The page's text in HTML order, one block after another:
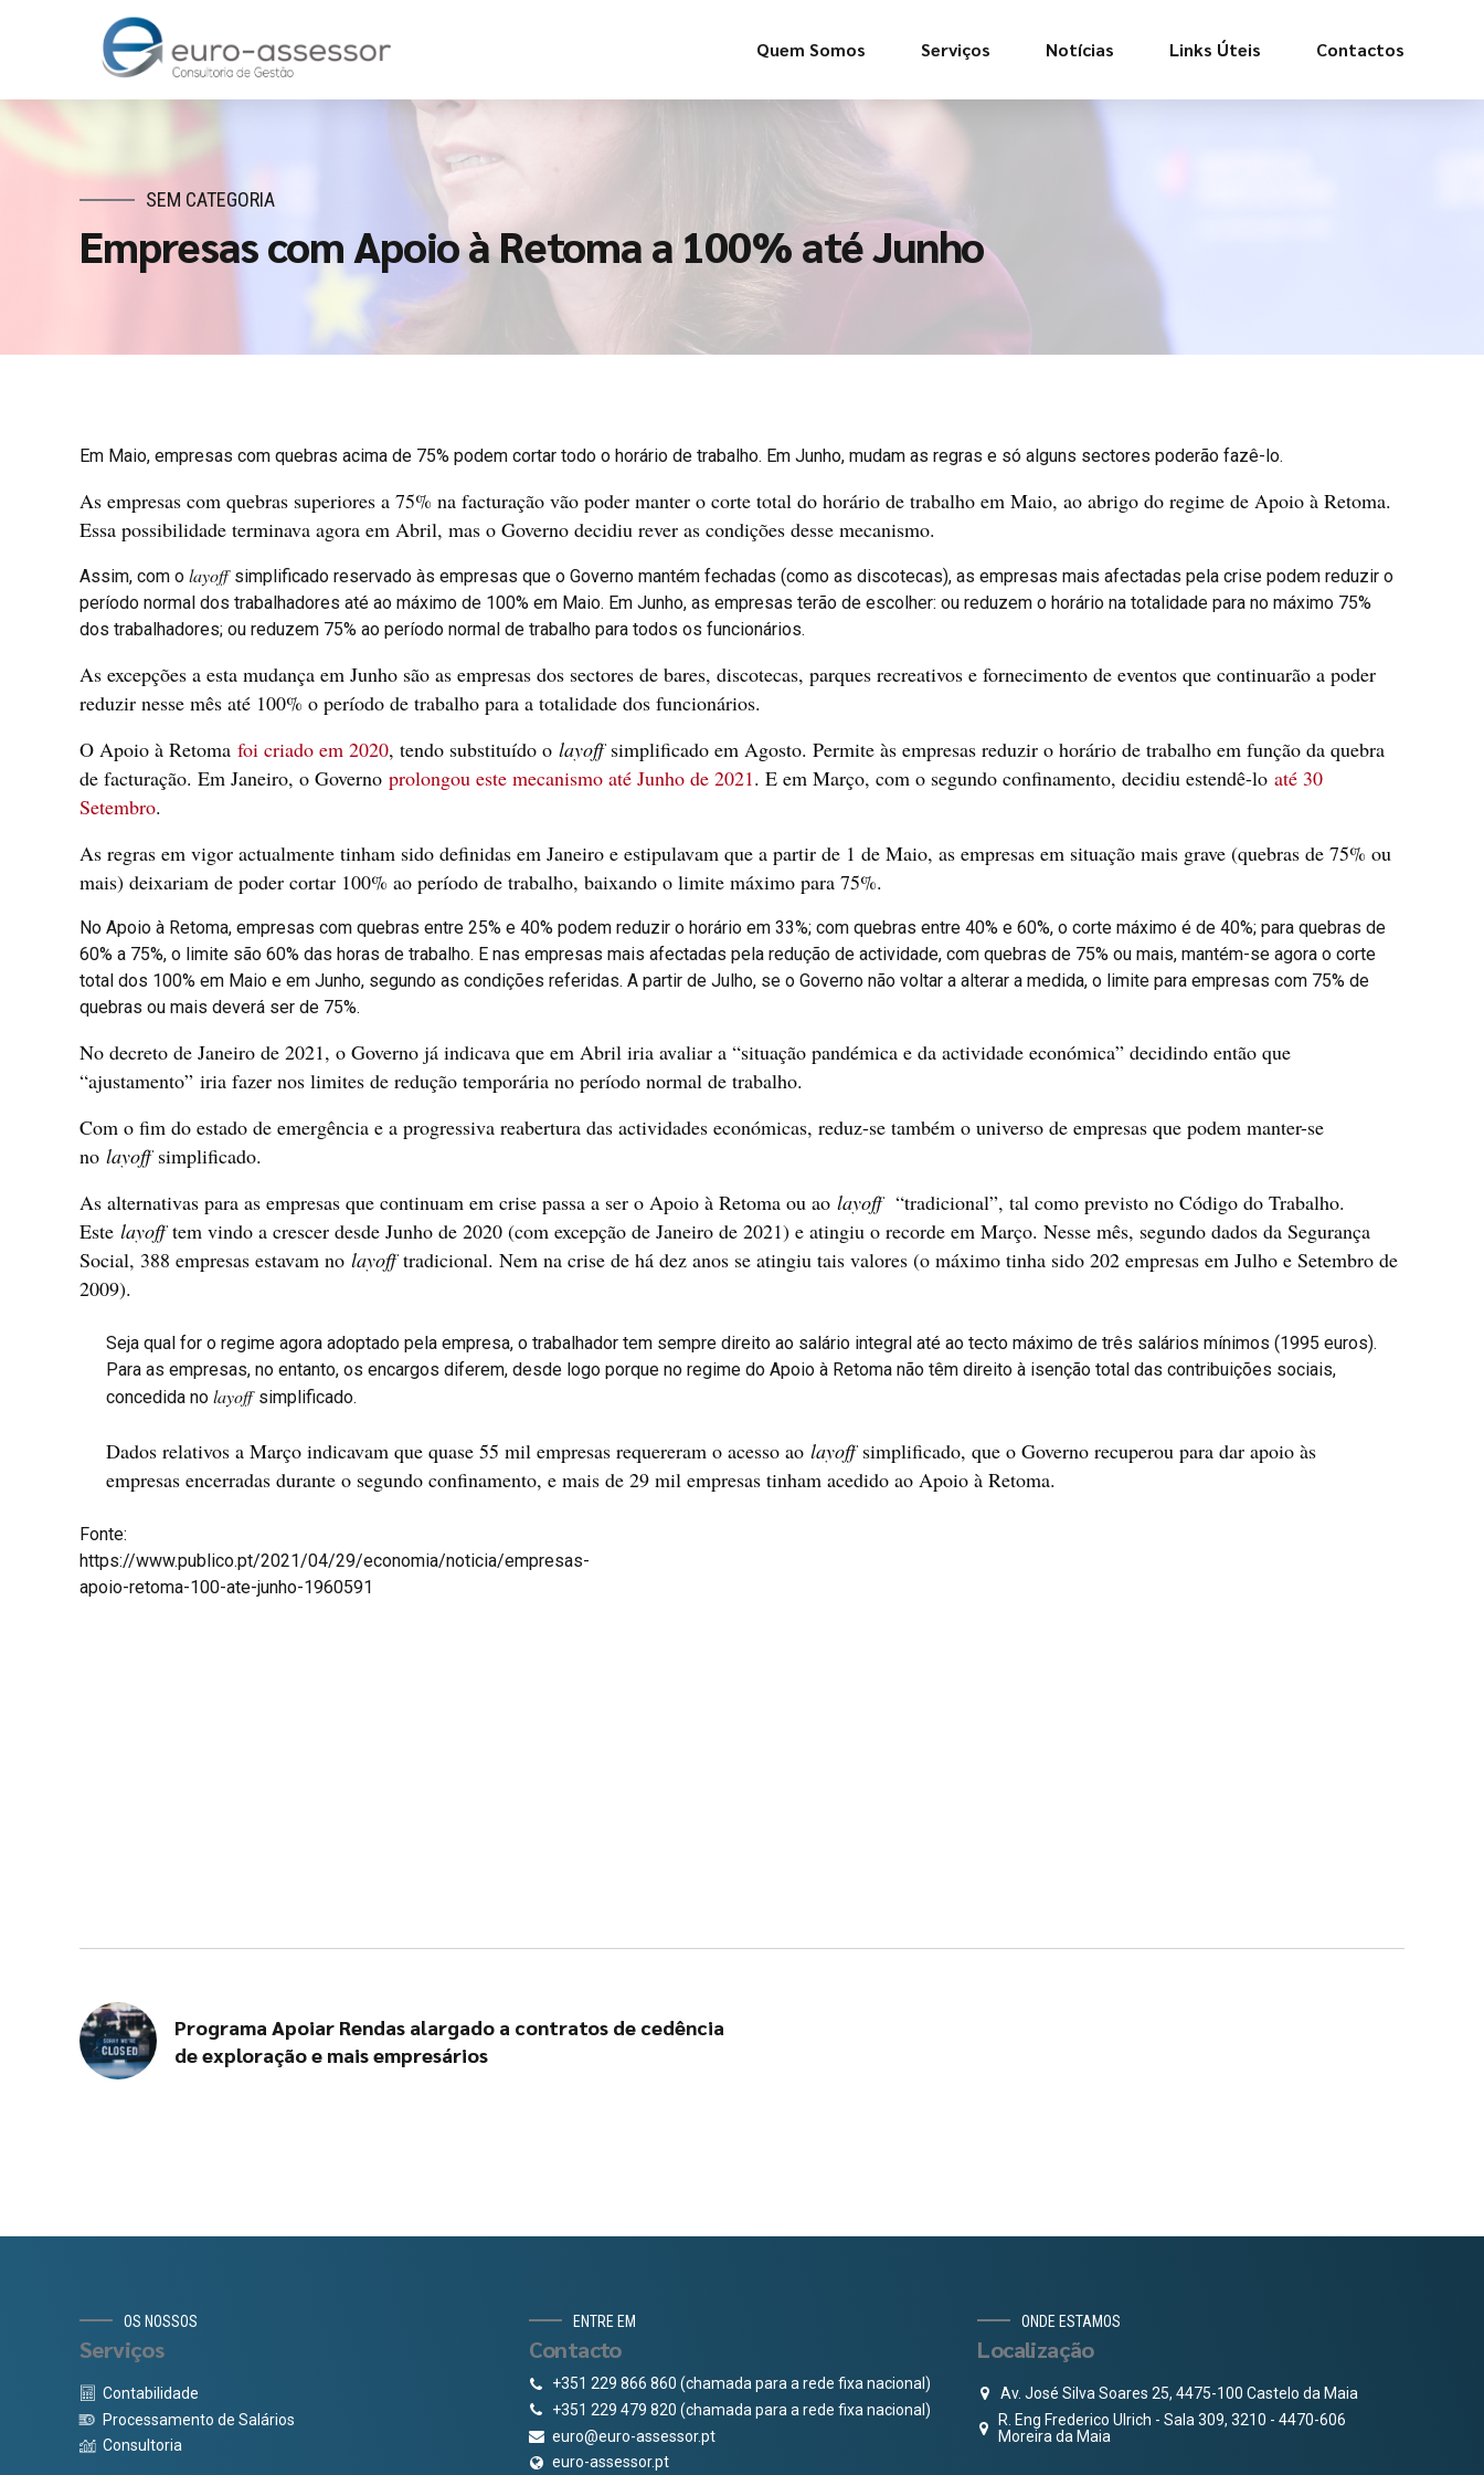
Quem Somos Serviços Notícias Links Úteis Contactos
SEM CATEGORIA
Empresas com Apoio à Retoma a 100% até Junho
Em Maio, empresas com quebras acima de 75% podem cortar todo o horário de trabalho. Em Junho, mudam as regras e só alguns sectores poderão fazê-lo.
As empresas com quebras superiores a 75% na facturação vão poder manter o corte total do horário de trabalho em Maio, ao abrigo do regime de Apoio à Retoma.
Essa possibilidade terminava agora em Abril, mas o Governo decidiu rever as condições desse mecanismo.
Assim, com o layoff simplificado reservado às empresas que o Governo mantém fechadas (como as discotecas), as empresas mais afectadas pela crise podem reduzir o
período normal dos trabalhadores até ao máximo de 100% em Maio. Em Junho, as empresas terão de escolher: ou reduzem o horário na totalidade para no máximo 75%
dos trabalhadores; ou reduzem 75% ao período normal de trabalho para todos os funcionários.
As excepções a esta mudança em Junho são as empresas dos sectores de bares, discotecas, parques recreativos e fornecimento de eventos que continuarão a poder
reduzir nesse mês até 100% o período de trabalho para a totalidade dos funcionários.
O Apoio à Retoma foi criado em 2020, tendo substituído o layoff simplificado em Agosto. Permite às empresas reduzir o horário de trabalho em função da quebra
de facturação. Em Janeiro, o Governo prolongou este mecanismo até Junho de 2021. E em Março, com o segundo confinamento, decidiu estendê-lo até 30
Setembro.
As regras em vigor actualmente tinham sido definidas em Janeiro e estipulavam que a partir de 1 de Maio, as empresas em situação mais grave (quebras de 75% ou
mais) deixariam de poder cortar 100% ao período de trabalho, baixando o limite máximo para 75%.
No Apoio à Retoma, empresas com quebras entre 25% e 40% podem reduzir o horário em 33%; com quebras entre 40% e 60%, o corte máximo é de 40%; para quebras de
60% a 75%, o limite são 60% das horas de trabalho. E nas empresas mais afectadas pela redução de actividade, com quebras de 75% ou mais, mantém-se agora o corte
total dos 100% em Maio e em Junho, segundo as condições referidas. A partir de Julho, se o Governo não voltar a alterar a medida, o limite para empresas com 75% de
quebras ou mais deverá ser de 75%.
No decreto de Janeiro de 2021, o Governo já indicava que em Abril iria avaliar a “situação pandémica e da actividade económica” decidindo então que
“ajustamento” iria fazer nos limites de redução temporária no período normal de trabalho.
Com o fim do estado de emergência e a progressiva reabertura das actividades económicas, reduz-se também o universo de empresas que podem manter-se
no layoff simplificado.
As alternativas para as empresas que continuam em crise passa a ser o Apoio à Retoma ou ao layoff “tradicional”, tal como previsto no Código do Trabalho.
Este layofftem vindo a crescer desde Junho de 2020 (com excepção de Janeiro de 2021) e atingiu o recorde em Março. Nesse mês, segundo dados da Segurança
Social, 388 empresas estavam no layofftradicional. Nem na crise de há dez anos se atingiu tais valores (o máximo tinha sido 202 empresas em Julho e Setembro de
2009).
Seja qual for o regime agora adoptado pela empresa, o trabalhador tem sempre direito ao salário integral até ao tecto máximo de três salários mínimos (1995 euros).
Para as empresas, no entanto, os encargos diferem, desde logo porque no regime do Apoio à Retoma não têm direito à isenção total das contribuições sociais,
concedida no layoff simplificado.
Dados relativos a Março indicavam que quase 55 mil empresas requereram o acesso ao layoff simplificado, que o Governo recuperou para dar apoio às
empresas encerradas durante o segundo confinamento, e mais de 29 mil empresas tinham acedido ao Apoio à Retoma.
Fonte:
https://www.publico.pt/2021/04/29/economia/noticia/empresas-
apoio-retoma-100-ate-junho-1960591
Programa Apoiar Rendas alargado a contratos de cedência
de exploração e mais empresários
OS NOSSOS
Serviços
Contabilidade
Processamento de Salários
Consultoria
ENTRE EM
Contacto
+351 229 866 860 (chamada para a rede fixa nacional)
+351 229 479 820 (chamada para a rede fixa nacional)
euro@euro-assessor.pt
euro-assessor.pt
ONDE ESTAMOS
Localização
Av. José Silva Soares 25, 4475-100 Castelo da Maia
R. Eng Frederico Ulrich - Sala 309, 3210 - 4470-606
Moreira da Maia